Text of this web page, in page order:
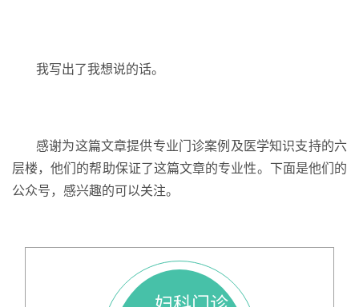
我写出了我想说的话。
感谢为这篇文章提供专业门诊案例及医学知识支持的六
层楼，他们的帮助保证了这篇文章的专业性。下面是他们的
公众号，感兴趣的可以关注。